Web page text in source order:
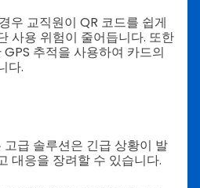
우 교직원이 QR 코드를 쉽게
사용 위험이 줄어듭니다. 또한
추적을 사용하여 카드의
다.
급 솔루션은 긴급 상황이 발
대응을 장려할 수 있습니다.